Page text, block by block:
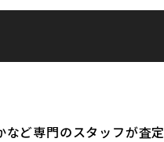
ど専門のスタッフが査定